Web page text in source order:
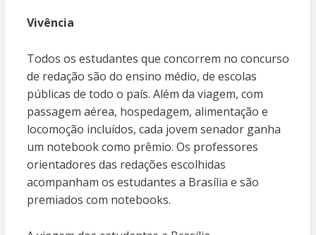
Vivência
Todos os estudantes que concorrem no concurso
de redação são do ensino médio, de escolas
públicas de todo o país. Além da viagem, com
passagem aérea, hospedagem, alimentação e
locomoção incluídos, cada jovem senador ganha
um notebook como prêmio. Os professores
orientadores das redações escolhidas
acompanham os estudantes a Brasília e são
premiados com notebooks.